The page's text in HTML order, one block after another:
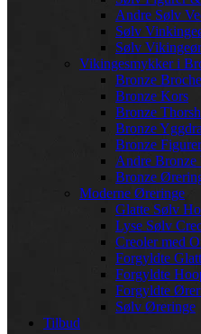
Andre Sølv
Sølv
Sølv
Vikingesmykker i
Bronze
Bronze Kors
Bronze
Bronze
Bronze
Andre Bronze
Bronze
Moderne Øreringe
Glatte Sølv
Lyse Sølv
Creoler med
Forgyldte
Forgyldte
Forgyldte
Sølv Øreringe
Tilbud